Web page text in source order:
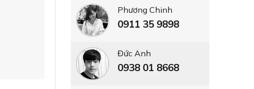
Phương Chinh
0911 35 9898
Đức Anh
0938 01 8668